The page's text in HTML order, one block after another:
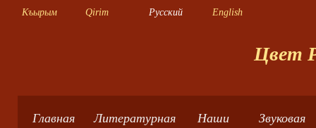
Къырым Qirim Русский English
Цвет
Главная
Литературная
Наши
Звуковая